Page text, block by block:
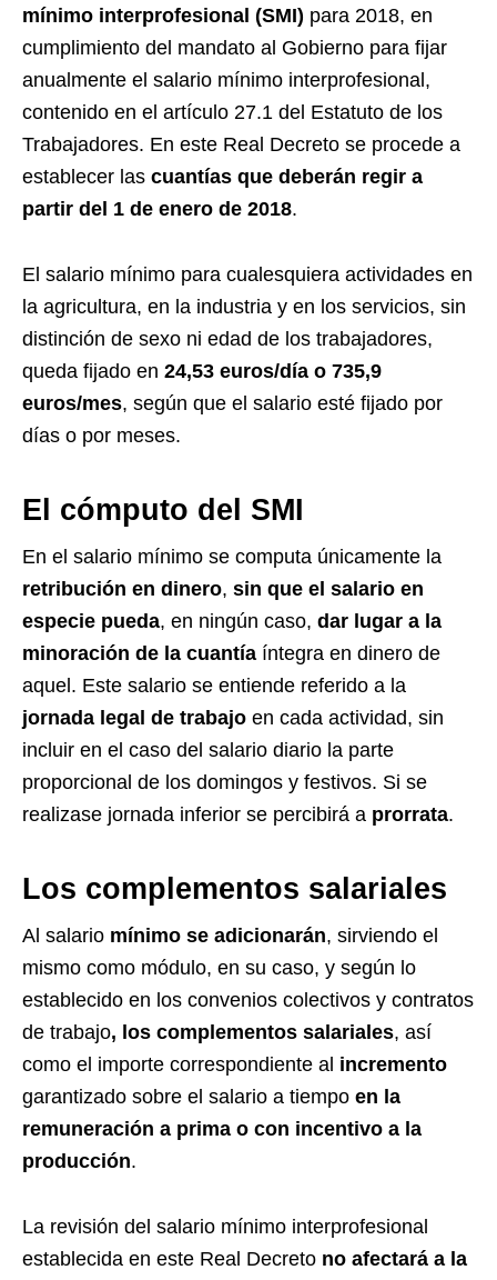
mínimo interprofesional (SMI) para 2018, en
cumplimiento del mandato al Gobierno para fijar
anualmente el salario mínimo interprofesional,
contenido en el artículo 27.1 del Estatuto de los
Trabajadores. En este Real Decreto se procede a
establecer las cuantías que deberán regir a
partir del 1 de enero de 2018.
El salario mínimo para cualesquiera actividades en
la agricultura, en la industria y en los servicios, sin
distinción de sexo ni edad de los trabajadores,
queda fijado en 24,53 euros/día o 735,9
euros/mes, según que el salario esté fijado por
días o por meses.
El cómputo del SMI
En el salario mínimo se computa únicamente la
retribución en dinero, sin que el salario en
especie pueda, en ningún caso, dar lugar a la
minoración de la cuantía íntegra en dinero de
aquel. Este salario se entiende referido a la
jornada legal de trabajo en cada actividad, sin
incluir en el caso del salario diario la parte
proporcional de los domingos y festivos. Si se
realizase jornada inferior se percibirá a prorrata.
Los complementos salariales
Al salario mínimo se adicionarán, sirviendo el
mismo como módulo, en su caso, y según lo
establecido en los convenios colectivos y contratos
de trabajo, los complementos salariales, así
como el importe correspondiente al incremento
garantizado sobre el salario a tiempo en la
remuneración a prima o con incentivo a la
producción.
La revisión del salario mínimo interprofesional
establecida en este Real Decreto no afectará a la